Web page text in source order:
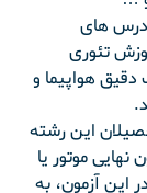
های
تئوری
هواپیما و
این رشته
موتور یا
این آزمون، به